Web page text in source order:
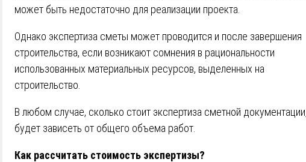
может быть недостаточно для реализации проекта.
Однако экспертиза сметы может проводится и после завершения
строительства, если возникают сомнения в рациональности
использованных материальных ресурсов, выделенных на
строительство.
В любом случае, сколько стоит экспертиза сметной
будет зависеть от общего объема работ.
Как рассчитать стоимость экспертизы?